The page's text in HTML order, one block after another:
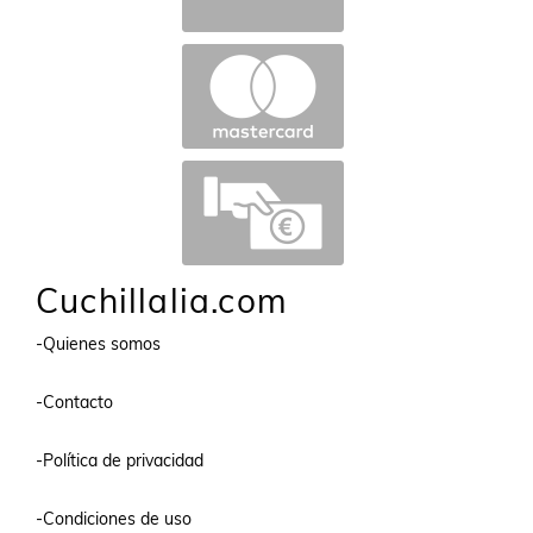
Cuchillalia.com
-Quienes somos
-Contacto
-Política de privacidad
-Condiciones de uso